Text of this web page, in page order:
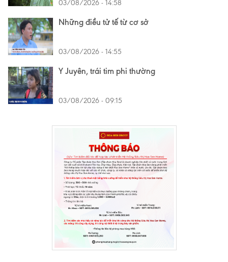
03/08/2026 - 14:58
Những điều tử tế từ cơ sở
03/08/2026 - 14:55
Y Juyên, trái tim phi thường
03/08/2026 - 09:15